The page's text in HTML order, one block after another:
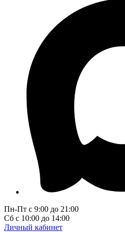
Пн-Пт с 9:00 до 21:00
Сб с 10:00 до 14:00
Личный кабинет